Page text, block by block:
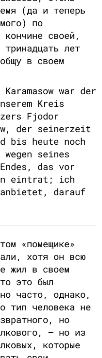
(да и теперь
по
кончине своей,
тринадцать лет
в своем
war der
Kreis
Fjodor
der seinerzeit
bis heute noch
seines
das vor
eintrat; ich
darauf
«помещике»
хотя он всю
жил в своем
это был
часто, однако,
тип человека не
но
– но из
которые